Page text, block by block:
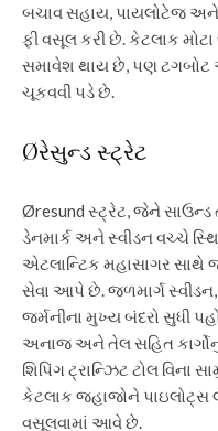
બચાવ સહાય, પાયલોટેજ અને
ફી વસૂલ કરી છે. કેટલાક
સમાવેશ થાય છે, પણ ટગબોટ
ચૂકવવી પડે છે.
Øરેસુન્ડ સ્ટ્રેટ
Øresund સ્ટ્રેટ, જેને
ડેનમાર્ક અને સ્વીડન વચ્ચે
એટલાન્ટિક મહાસાગર સાથે
સેવા આપે છે.જળમાર્ગ
જર્મનીના મુખ્ય બંદરો સુધી
અનાજ અને તેલ સહિત
શિપિંગ ટ્રાન્ઝિટ ટોલ વિના
કેટલાક જહાજોને પાઇલોટ્સ
વસૂલવામાં આવે છે.